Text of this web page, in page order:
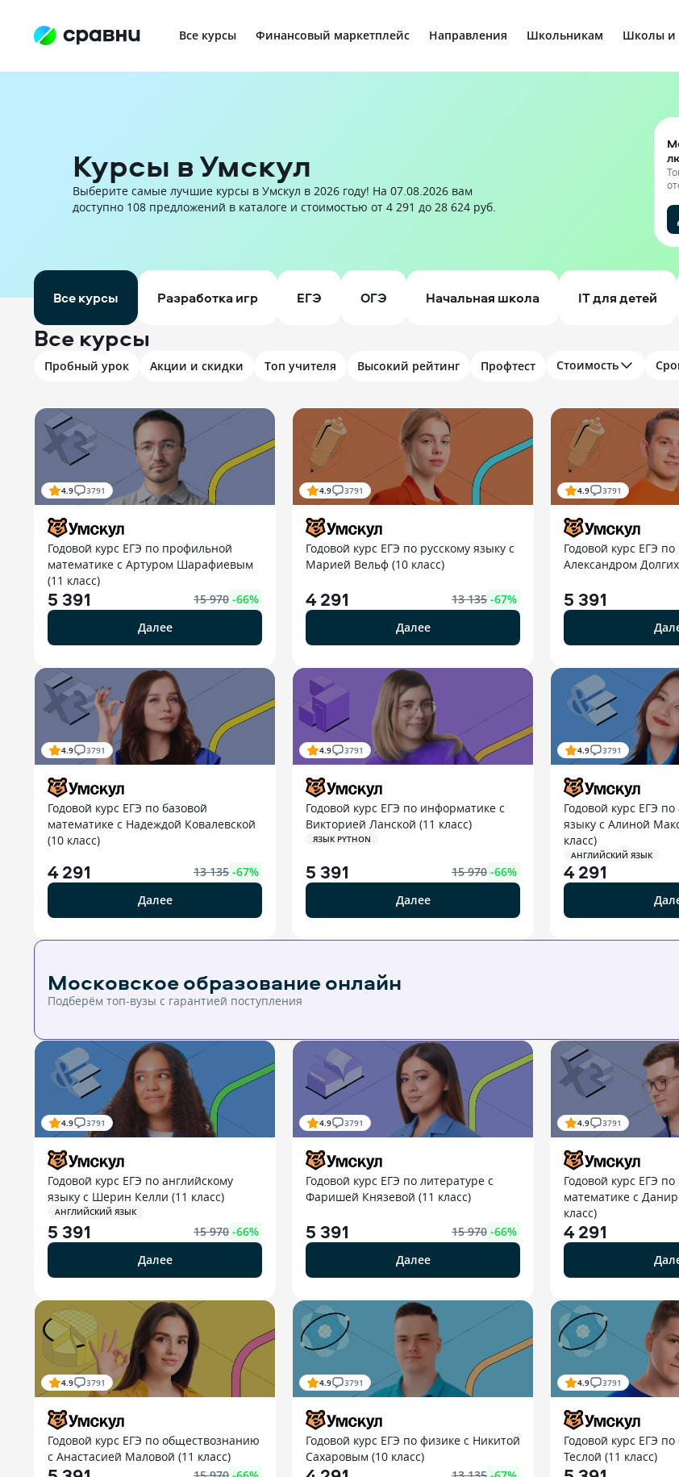
Все курсы Финансовый маркетплейс Направления Школьникам Школы и
Курсы в Умскул
Выберите самые лучшие курсы в Умскул в 2026 году! На 07.08.2026 вам
доступно 108 предложений в каталоге и стоимостью от 4 291 до 28 624 руб.
Все курсы Разработка игр ЕГЭ ОГЭ Начальная школа IT для детей
Все курсы
Пробный урок Акции и скидки Топ учителя Высокий рейтинг Профтест Стоимость
4.9 3791
Годовой курс ЕГЭ по профильной
математике с Артуром Шарафиевым
(11 класс)
5 391 15 970 -66%
Далее
4.9 3791
Годовой курс ЕГЭ по русскому языку с
Марией Вельф (10 класс)
4 291 13 135 -67%
Далее
4.9 3791
Годовой курс ЕГЭ
Александром
5 391
4.9 3791
Годовой курс ЕГЭ по базовой
математике с Надеждой Ковалевской
(10 класс)
4 291 13 135 -67%
Далее
4.9 3791
Годовой курс ЕГЭ по информатике с
Викторией Ланской (11 класс)
ЯЗЫК PYTHON
5 391 15 970 -66%
Далее
4.9 3791
Годовой курс ЕГЭ
языку с Алиной
класс)
АНГЛИЙСКИЙ ЯЗЫК
4 291
Московское образование онлайн
Подберём топ-вузы c гарантией поступления
4.9 3791
Годовой курс ЕГЭ по английскому
языку с Шерин Келли (11 класс)
АНГЛИЙСКИЙ ЯЗЫК
5 391 15 970 -66%
Далее
4.9 3791
Годовой курс ЕГЭ по литературе с
Фаришей Князевой (11 класс)
5 391 15 970 -66%
Далее
4.9 3791
Годовой курс ЕГЭ
математике с
класс)
4 291
4.9 3791
Годовой курс ЕГЭ по обществознанию
с Анастасией Маловой (11 класс)
4.9 3791
Годовой курс ЕГЭ по физике с Никитой
Сахаровым (10 класс)
4.9 3791
Годовой курс ЕГЭ
Теслой (11 класс)